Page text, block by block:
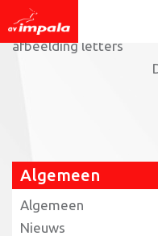
Home»Ton van Veen
afbeelding letters
Algemeen
Algemeen
Nieuws